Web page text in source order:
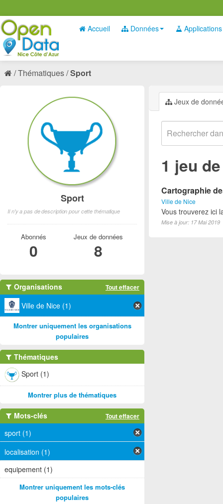
Accueil Données Applications
Thématiques Sport
Jeux de
1 jeu
Cartographie
Ville de Nice
Vous trouverez ici
Mise à jour: 17 Mai 2019
Sport
Il n'y a pas de description pour cette thématique
Abonnés
0
Jeux de données
8
Organisations Tout effacer
Ville de Nice (1)
Montrer uniquement les organisations
populaires
Thématiques
Sport (1)
Montrer plus de thématiques
Mots-clés Tout effacer
sport (1)
localisation (1)
equipement (1)
Montrer uniquement les mots-clés
populaires